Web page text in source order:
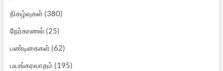
நிகழ்வுகள்(380)
நேர்காணல்(25)
பண்டிகைகள்(62)
பயங்கரவாதம் (195)